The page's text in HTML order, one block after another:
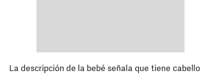
La descripción de la bebé señala que tiene cabello